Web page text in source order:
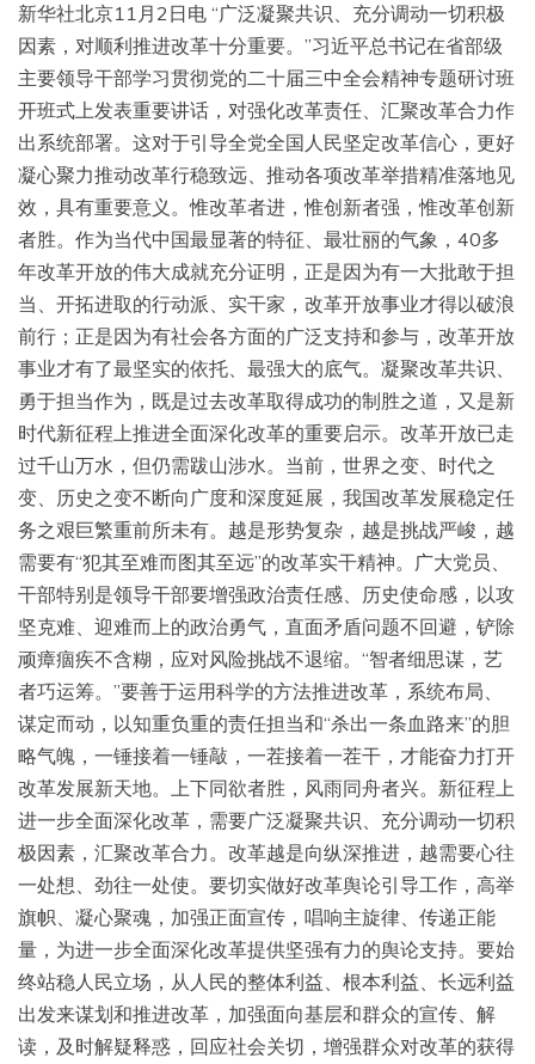
新华社北京11月2日电 “广泛凝聚共识、充分调动一切积极
因素，对顺利推进改革十分重要。”习近平总书记在省部级
主要领导干部学习贯彻党的二十届三中全会精神专题研讨班
开班式上发表重要讲话，对强化改革责任、汇聚改革合力作
出系统部署。这对于引导全党全国人民坚定改革信心，更好
凝心聚力推动改革行稳致远、推动各项改革举措精准落地见
效，具有重要意义。惟改革者进，惟创新者强，惟改革创新
者胜。作为当代中国最显著的特征、最壮丽的气象，40多
年改革开放的伟大成就充分证明，正是因为有一大批敢于担
当、开拓进取的行动派、实干家，改革开放事业才得以破浪
前行；正是因为有社会各方面的广泛支持和参与，改革开放
事业才有了最坚实的依托、最强大的底气。凝聚改革共识、
勇于担当作为，既是过去改革取得成功的制胜之道，又是新
时代新征程上推进全面深化改革的重要启示。改革开放已走
过千山万水，但仍需跋山涉水。当前，世界之变、时代之
变、历史之变不断向广度和深度延展，我国改革发展稳定任
务之艰巨繁重前所未有。越是形势复杂，越是挑战严峻，越
需要有“犯其至难而图其至远”的改革实干精神。广大党员、
干部特别是领导干部要增强政治责任感、历史使命感，以攻
坚克难、迎难而上的政治勇气，直面矛盾问题不回避，铲除
顽瘴痼疾不含糊，应对风险挑战不退缩。“智者细思谋，艺
者巧运筹。”要善于运用科学的方法推进改革，系统布局、
谋定而动，以知重负重的责任担当和“杀出一条血路来”的胆
略气魄，一锤接着一锤敲，一茬接着一茬干，才能奋力打开
改革发展新天地。上下同欲者胜，风雨同舟者兴。新征程上
进一步全面深化改革，需要广泛凝聚共识、充分调动一切积
极因素，汇聚改革合力。改革越是向纵深推进，越需要心往
一处想、劲往一处使。要切实做好改革舆论引导工作，高举
旗帜、凝心聚魂，加强正面宣传，唱响主旋律、传递正能
量，为进一步全面深化改革提供坚强有力的舆论支持。要始
终站稳人民立场，从人民的整体利益、根本利益、长远利益
出发来谋划和推进改革，加强面向基层和群众的宣传、解
读，及时解疑释惑，回应社会关切，增强群众对改革的获得